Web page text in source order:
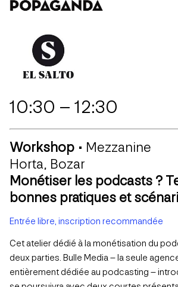
10:30 – 12:30
Workshop • Mezzanine
Horta, Bozar
Monétiser les podcasts ?
bonnes pratiques et
Entrée libre, inscription recommandée
Cet atelier dédié à la monétisation du
deux parties. Bulle Media – la seule
entièrement dédiée au podcasting –